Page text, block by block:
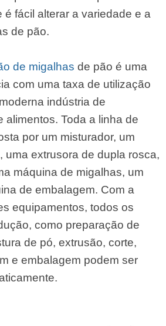
é fácil alterar a variedade e a
de pão.
de migalhas de pão é uma
com uma taxa de utilização
indústria de
alimentos. Toda a linha de
por um misturador, um
uma extrusora de dupla rosca,
máquina de migalhas, um
de embalagem. Com a
equipamentos, todos os
como preparação de
de pó, extrusão, corte,
e embalagem podem ser